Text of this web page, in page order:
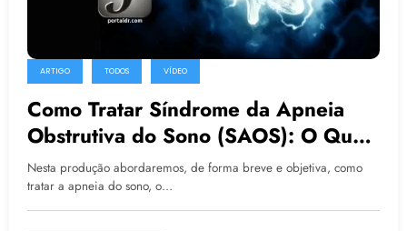
ARTIGO TODOS VÍDEO
Como Tratar Síndrome da Apneia
Obstrutiva do Sono (SAOS): O Que
é Apneia do Sono? Tipos de
Apneia? Causas? Sintomas?
Terapias?
Nesta produção abordaremos, de forma breve e objetiva, como
tratar a apneia do sono, o…